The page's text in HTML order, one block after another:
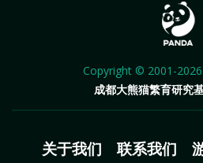
Copyright © 2001-
成都大熊猫繁育研究
关于我们 联系我们